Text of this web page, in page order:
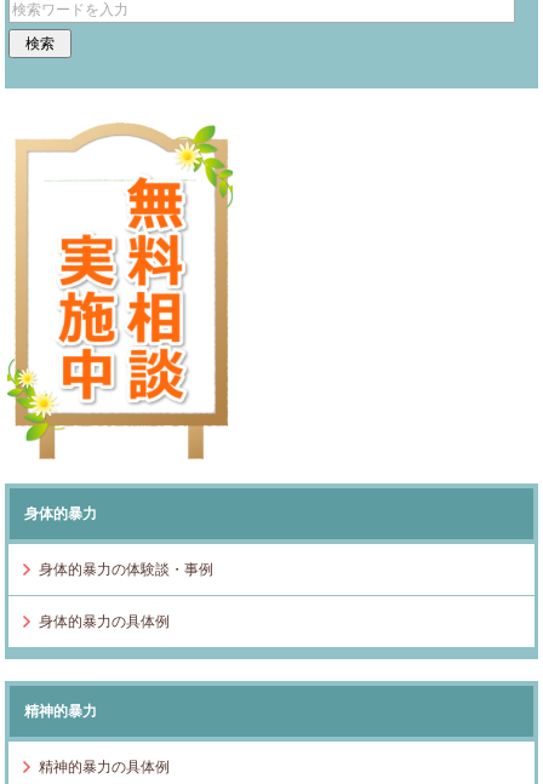
身体的暴力
身体的暴力の体験談・事例
身体的暴力の具体例
精神的暴力
精神的暴力の具体例